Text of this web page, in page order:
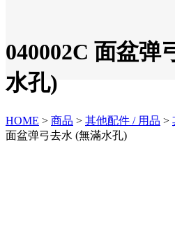
040002C 面盆弹
水孔)
HOME > 商品 > 其他配件 / 用品 >
面盆弹弓去水 (無滿水孔)